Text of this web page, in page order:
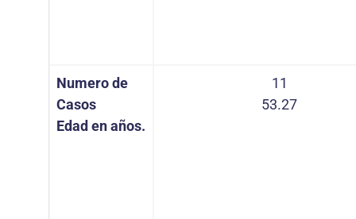
Numero de
Casos
Edad en años.
11
53.27